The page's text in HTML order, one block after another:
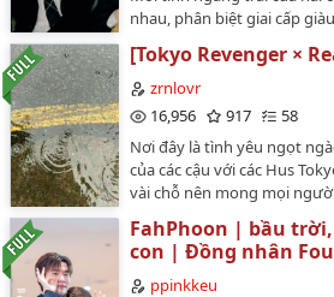
nhau, phân biệt giai cấp
cả hai người. Nhưng mà thế
tình yêu của họ, niềm tin
vượt qua được và nắm tay
Điều đó phải phụ thuộc
[Tokyo Revenger ×
zrnlovr
16,956
917
58
Nơi đây là tình yêu ngọt
của các cậu với các Hus
vài chỗ nên mong mọi
thể cải thiện tốt hơn nhé
của Chốc @zrnlovr nên
truyện tớ đi nơi khác mà
nhéTruyện chỉ được đăng
FahPhoon | bầu
con | Đồng nhân
ppinkkeu